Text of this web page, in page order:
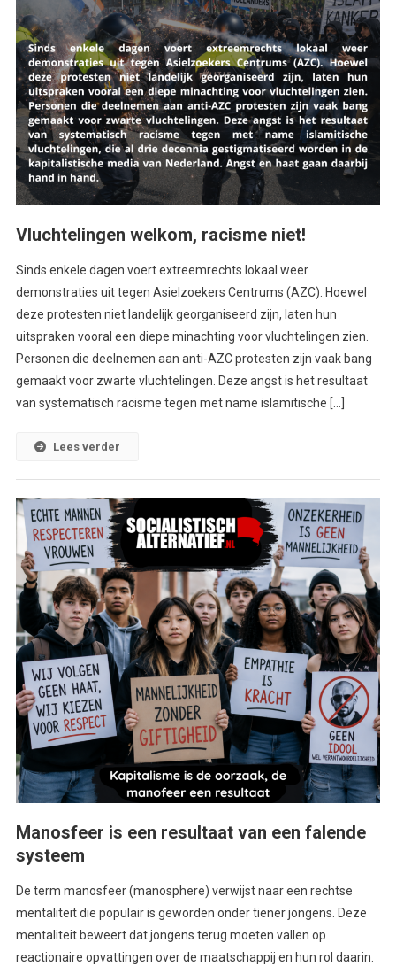
Vluchtelingen welkom, racisme niet!
Sinds enkele dagen voert extreemrechts lokaal weer
demonstraties uit tegen Asielzoekers Centrums (AZC). Hoewel
deze protesten niet landelijk georganiseerd zijn, laten hun
uitspraken vooral een diepe minachting voor vluchtelingen zien.
Personen die deelnemen aan anti-AZC protesten zijn vaak bang
gemaakt voor zwarte vluchtelingen. Deze angst is het resultaat
van systematisch racisme tegen met name islamitische […]
Lees verder
Manosfeer is een resultaat van een falende
systeem
De term manosfeer (manosphere) verwijst naar een rechtse
mentaliteit die populair is geworden onder tiener jongens. Deze
mentaliteit beweert dat jongens terug moeten vallen op
reactionaire opvattingen over de maatschappij en hun rol daarin.